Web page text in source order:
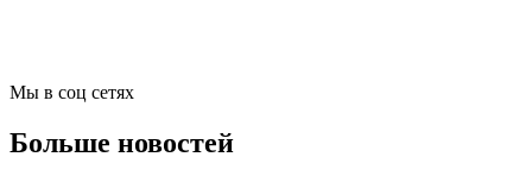
Мы в соц сетях
Больше новостей